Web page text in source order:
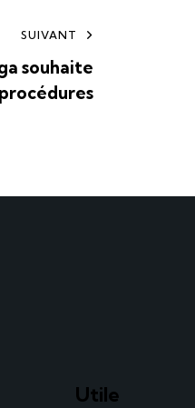
SUIVANT
souhaite
Utile